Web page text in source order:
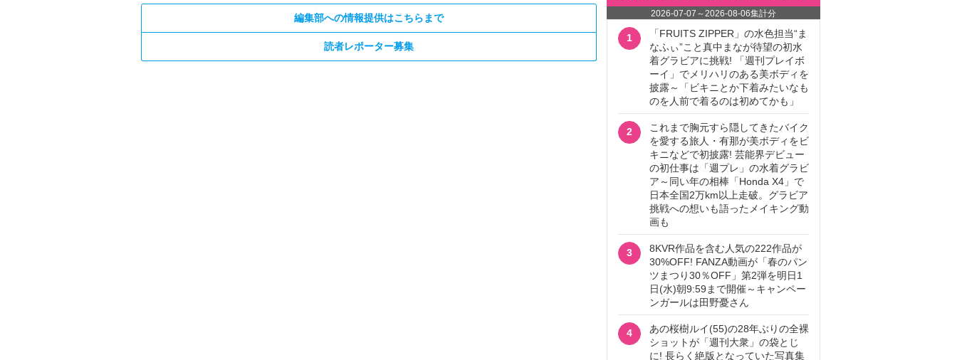
編集部への情報提供はこちらまで
読者レポーター募集
2026-07-07 ～2026-08-06集計分
1
「FRUITS ZIPPER」の水色担当“ま
なふぃ”こと真中まなが待望の初水
着グラビアに挑戦! 「週刊プレイボ
ーイ」でメリハリのある美ボディを
披露～「ビキニとか下着みたいなも
のを人前で着るのは初めてかも」
2
これまで胸元すら隠してきたバイク
を愛する旅人・有那が美ボディをビ
キニなどで初披露! 芸能界デビュー
の初仕事は「週プレ」の水着グラビ
ア～同い年の相棒「Honda X4」で
日本全国2万km以上走破。グラビア
挑戦への想いも語ったメイキング動
画も
3
8KVR作品を含む人気の222作品が
30%OFF! FANZA動画が「春のパン
ツまつり30％OFF」第2弾を明日1
日(水)朝9:59まで開催～キャンペー
ンガールは田野憂さん
4
あの桜樹ルイ(55)の28年ぶりの全裸
ショットが「週刊大衆」の袋とじ
に! 長らく絶版となっていた写真集